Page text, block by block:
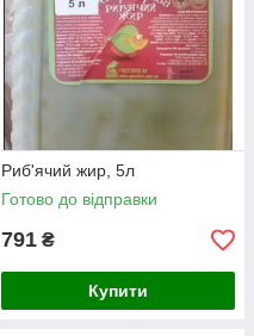
Риб'ячий жир, 5л
Готово до відправки
791 ₴
Купити